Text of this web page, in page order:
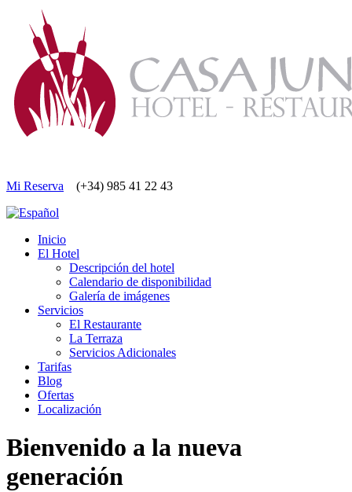
Mi Reserva (+34) 985 41 22 43
Inicio
El Hotel
Descripción del hotel
Calendario de disponibilidad
Galería de imágenes
Servicios
El Restaurante
La Terraza
Servicios Adicionales
Tarifas
Blog
Ofertas
Localización
Bienvenido a la nueva
generación